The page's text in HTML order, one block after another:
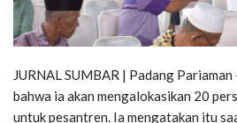
JURNAL SUMBAR | Padang
bahwa ia akan mengalokasikan 20
untuk pesantren. Ia mengatakan itu